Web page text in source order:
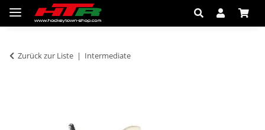
Zurück zur Liste Intermediate